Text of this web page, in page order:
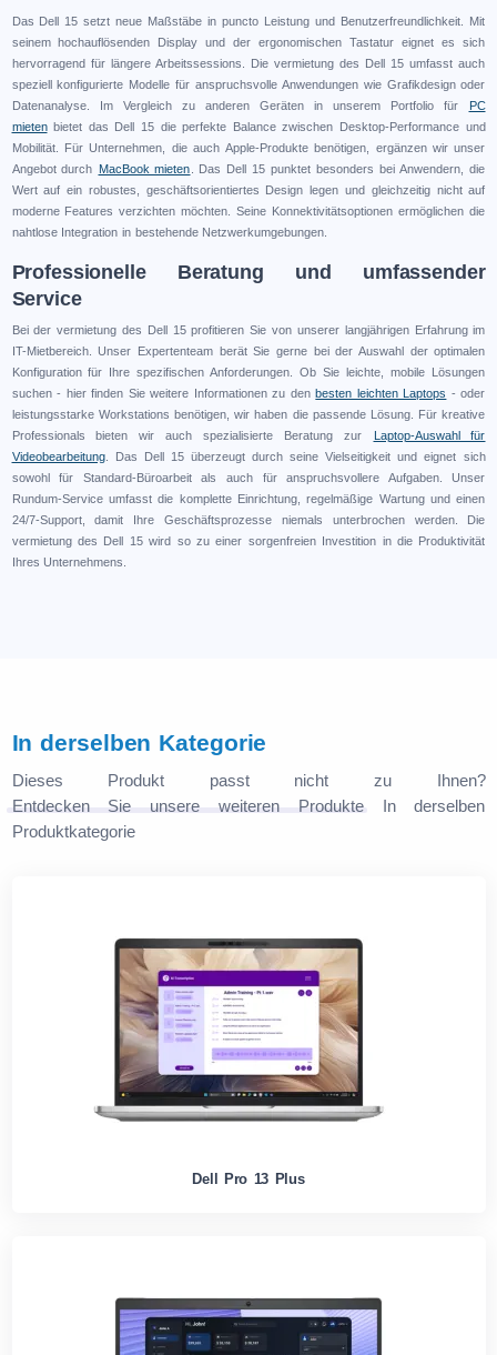
Das Dell 15 setzt neue Maßstäbe in puncto Leistung und Benutzerfreundlichkeit. Mit
seinem hochauflösenden Display und der ergonomischen Tastatur eignet es sich
hervorragend für längere Arbeitssessions. Die vermietung des Dell 15 umfasst auch
speziell konfigurierte Modelle für anspruchsvolle Anwendungen wie Grafikdesign oder
Datenanalyse. Im Vergleich zu anderen Geräten in unserem Portfolio für
PC
mietenbietet das Dell 15 die perfekte Balance zwischen Desktop-Performance und
Mobilität. Für Unternehmen, die auch Apple-Produkte benötigen, ergänzen wir unser
Angebot durch MacBook mieten . Das Dell 15 punktet besonders bei Anwendern, die
Wert auf ein robustes, geschäftsorientiertes Design legen und gleichzeitig nicht auf
moderne Features verzichten möchten. Seine Konnektivitätsoptionen ermöglichen die
nahtlose Integration in bestehende Netzwerkumgebungen.
Professionelle Beratung und umfassender
Service
Bei der vermietung des Dell 15 profitieren Sie von unserer langjährigen Erfahrung im
IT-Mietbereich. Unser Expertenteam berät Sie gerne bei der Auswahl der optimalen
Konfiguration für Ihre spezifischen Anforderungen. Ob Sie leichte, mobile Lösungen
suchen - hier finden Sie weitere Informationen zu denbesten leichten Laptops - oder
leistungsstarke Workstations benötigen, wir haben die passende Lösung. Für kreative
Professionals bieten wir auch spezialisierte Beratung zur
Laptop-Auswahl für
Videobearbeitung. Das Dell 15 überzeugt durch seine Vielseitigkeit und eignet sich
sowohl für Standard-Büroarbeit als auch für anspruchsvollere Aufgaben. Unser
Rundum-Service umfasst die komplette Einrichtung, regelmäßige Wartung und einen
24/7-Support, damit Ihre Geschäftsprozesse niemals unterbrochen werden. Die
vermietung des Dell 15 wird so zu einer sorgenfreien Investition in die Produktivität
Ihres Unternehmens.
In derselben Kategorie
Dieses Produkt passt nicht zu Ihnen?
Entdecken Sie unsere weiteren ProdukteIn derselben
Produktkategorie
Dell Pro 13 Plus